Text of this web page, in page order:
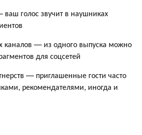
голос звучит в наушниках
каналов — из одного выпуска можно
для соцсетей
— приглашенные гости часто
рекомендателями, иногда и